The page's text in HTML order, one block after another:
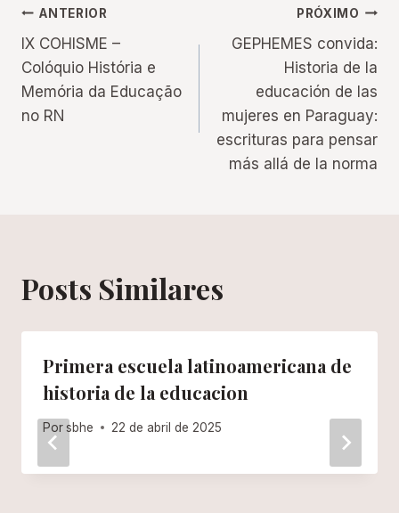
Navegação
de
Post
ANTERIOR
IX COHISME –
Colóquio História e
Memória da Educação
no RN
PRÓXIMO
GEPHEMES convida:
Historia de la
educación de las
mujeres en Paraguay:
escrituras para pensar
más allá de la norma
Posts Similares
Primera escuela latinoamericana de
historia de la educacion
Porsbhe 22 de abril de 2025